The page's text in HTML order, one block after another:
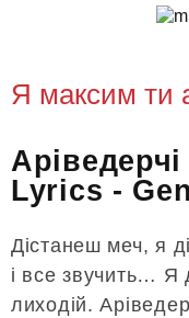
Я максим ти
Lyrics -
Дістанеш меч, я
і все звучить…
лиходій.